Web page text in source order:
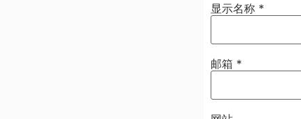
显示名称 *
邮箱 *